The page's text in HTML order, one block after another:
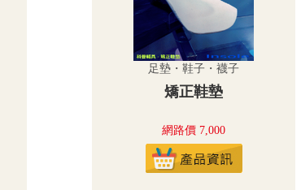
足墊・鞋子・襪子
矯正鞋墊
網路價 7,000